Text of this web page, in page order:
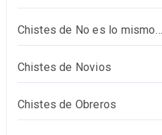
Chistes de No es lo
Chistes de Novios
Chistes de Obreros